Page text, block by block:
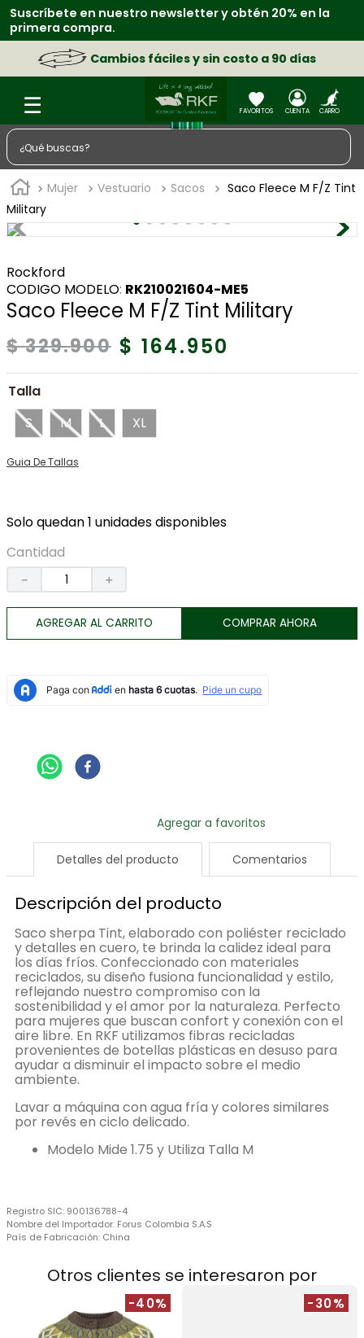
20% en la
Retira en tienda y obtén un 15% OFF
física.
a 90 días
Compra y paga en
¿Qué buscas?
Mujer Vestuario Sacos
Saco Fleece M F/Z Tint
Military
Rockford
: RK210021604-ME5
Saco Fleece M F/Z Tint Military
$ 329.900 $ 164.950
Talla
S
M L XL
Guia De Tallas
Solo quedan 1 unidades disponibles
Cantidad
＋
－
AGREGAR AL CARRITO COMPRAR AHORA
Detalles del producto Comentarios
Descripción del producto
Saco sherpa Tint, elaborado con poliéster reciclado
y detalles en cuero, te brinda la calidez ideal para
los días fríos. Confeccionado con materiales
reciclados, su diseño fusiona funcionalidad y estilo,
reflejando nuestro compromiso con la
sostenibilidad y el amor por la naturaleza. Perfecto
para mujeres que buscan confort y conexión con el
aire libre. En RKF utilizamos fibras recicladas
provenientes de botellas plásticas en desuso para
ayudar a disminuir el impacto sobre el medio
ambiente.
Lavar a máquina con agua fría y colores similares
por revés en ciclo delicado.
Modelo Mide 1.75 y Utiliza Talla M
Registro SIC: 900136788-4
Nombre del Importador: Forus Colombia S.A.S
País de Fabricación: China
Otros clientes se interesaron por
-40% -30%
TÉRMINOS MÁS BUSCADOS
1.
4.
camisa
5.
medias
6.
morral
7.
botas
8.
tenis
9.
lino
10. chaqueta